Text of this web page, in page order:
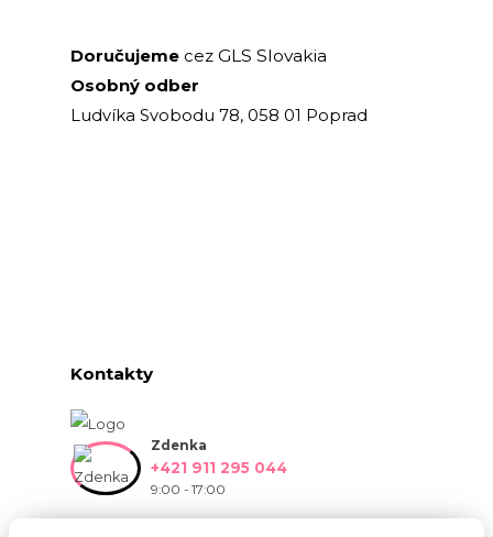
Doručujeme cez GLS Slovakia
Osobný odber
Ludvíka Svobodu 78, 058 01 Poprad
Kontakty
Zdenka
+421 911 295 044
9:00 - 17:00